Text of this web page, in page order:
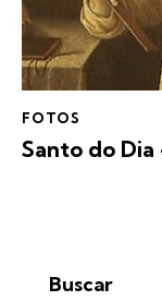
FOTOS
Santo do Dia
Buscar